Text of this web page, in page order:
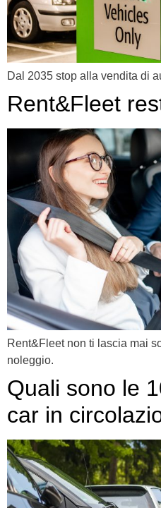
Dal 2035 stop alla vendita di
Rent&Fleet
Rent&Fleet non ti lascia mai
noleggio.
Quali sono le
car in